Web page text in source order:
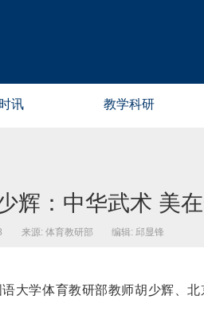
讯 教学科研
辉：中华武术 美
来源: 体育教研部 编辑: 邱显锋
大学体育教研部教师胡少辉、